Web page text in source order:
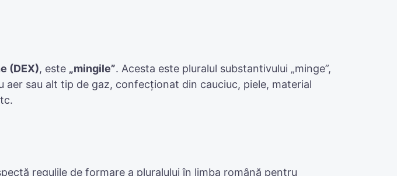
(DEX), este „mingile”. Acesta este pluralul substantivului „minge”,
sau alt tip de gaz, confecționat din cauciuc, piele, material
regulile de formare a pluralului în limba română pentru